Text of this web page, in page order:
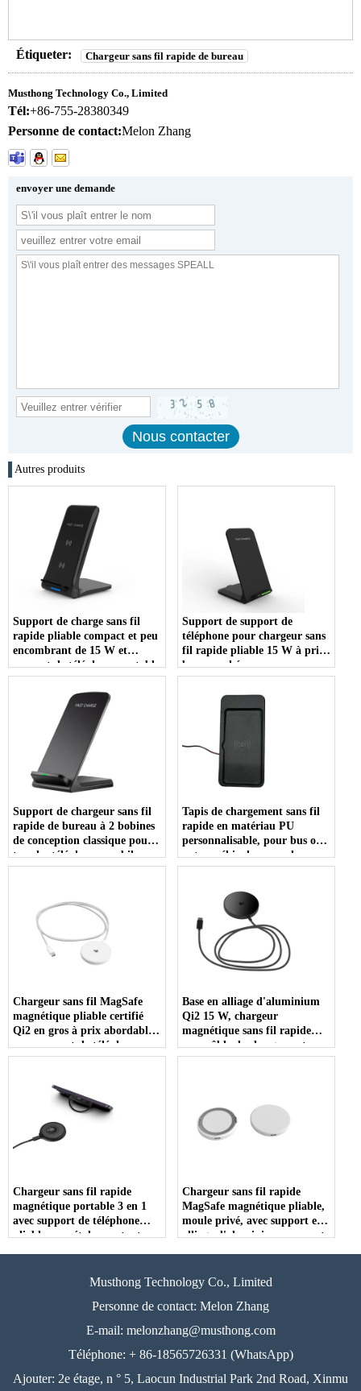
Étiqueter: Chargeur sans fil rapide de bureau
Musthong Technology Co., Limited
Tél:+86-755-28380349
Personne de contact:Melon Zhang
envoyer une demande
Autres produits
Support de charge sans fil
rapide pliable compact et peu
encombrant de 15 W et
support de téléphone portable
pour chargeur sans fil
portable à double bobine
Support de support de
téléphone pour chargeur sans
fil rapide pliable 15 W à prix
bon marché avec une
conception à 2 bobines pour
un chargement vertical et
horizontal (MH-D15)
Support de chargeur sans fil
rapide de bureau à 2 bobines
de conception classique pour
tous les téléphones mobiles
compatibles Qi, charge
Tapis de chargement sans fil
rapide en matériau PU
personnalisable, pour bus ou
autres véhicules, prend en
charge la charge d'entrée
Chargeur sans fil MagSafe
magnétique pliable certifié
Qi2 en gros à prix abordable
avec support de téléphone en
alliage d'aluminium (MH-
Base en alliage d'aluminium
Qi2 15 W, chargeur
magnétique sans fil rapide
avec câble de chargement
d'entrée USB-C intégré
Chargeur sans fil rapide
magnétique portable 3 en 1
avec support de téléphone
pliable en métal pour toutes
Chargeur sans fil rapide
MagSafe magnétique pliable,
moule privé, avec support en
alliage d'aluminium, support
Musthong Technology Co., Limited
Personne de contact: Melon Zhang
E-mail: melonzhang@musthong.com
Téléphone: + 86-18565726331 (WhatsApp)
Ajouter: 2e étage, n ° 5, Laocun Industrial Park 2nd Road, Xinmu